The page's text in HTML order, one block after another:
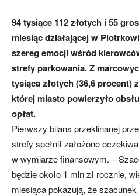
94 tysiące 112 złotych i 55
miesiąc działającej w
szereg emocji wśród
strefy parkowania. Z
tysiąca złotych (36,6 procent)
której miasto powierzyło
opłat.
Pierwszy bilans przeklinanej
strefy spełnił założone
w wymiarze finansowym. –
będzie około 1 mln zł rocznie,
miesiąca pokazują, że